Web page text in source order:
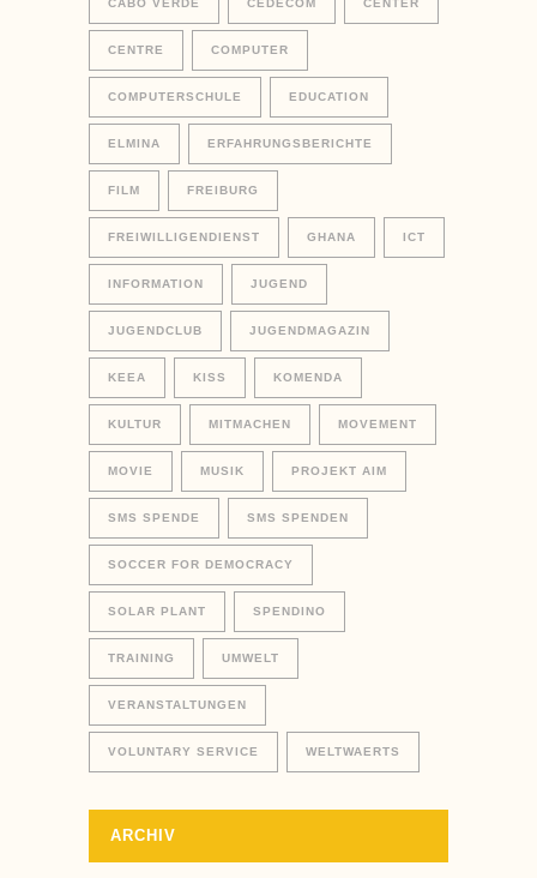
CABO VERDE CEDECOM CENTER
CENTRE COMPUTER
COMPUTERSCHULE EDUCATION
ELMINA ERFAHRUNGSBERICHTE
FILM FREIBURG
FREIWILLIGENDIENST GHANA ICT
INFORMATION JUGEND
JUGENDCLUB JUGENDMAGAZIN
KEEA KISS KOMENDA
KULTUR MITMACHEN MOVEMENT
MOVIE MUSIK PROJEKT AIM
SMS SPENDE SMS SPENDEN
SOCCER FOR DEMOCRACY
SOLAR PLANT SPENDINO
TRAINING UMWELT
VERANSTALTUNGEN
VOLUNTARY SERVICE WELTWAERTS
ARCHIV